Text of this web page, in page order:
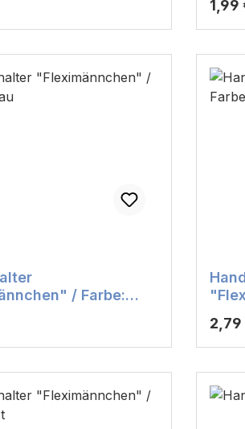
Preis: 1,99
/ Farbe:
Preis: 2,79